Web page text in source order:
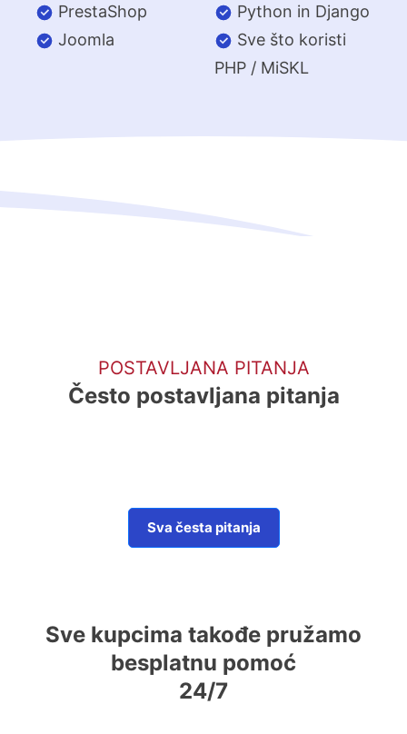
PrestaShop
Joomla
Python in Django
Sve što koristi
PHP / MiSKL
POSTAVLJANA PITANJA
Često postavljana pitanja
Sva česta pitanja
Sve kupcima takođe pružamo
besplatnu pomoć
24/7